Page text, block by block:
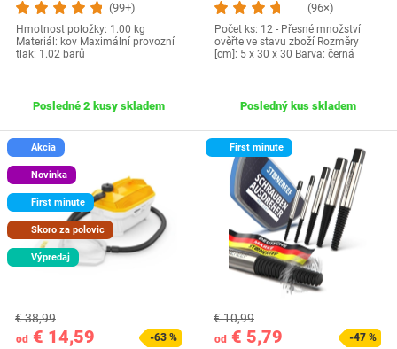
(99+)
Hmotnost položky: 1.00 kg
Materiál: kov Maximální provozní
tlak: 1.02 barů
Posledné 2 kusy skladem
(96×)
Počet ks: 12 - Přesné množství
ověřte ve stavu zboží Rozměry
[cm]: 5 x 30 x 30 Barva: černá
Posledný kus skladem
Akcia
Novinka
First minute
Skoro za polovic
Výpredaj
od € 14,59
€ 38,99
-63 %
First minute
od € 5,79
€ 10,99
-47 %